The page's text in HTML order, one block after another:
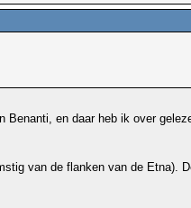
en daar heb ik over
van de flanken van de Etna).